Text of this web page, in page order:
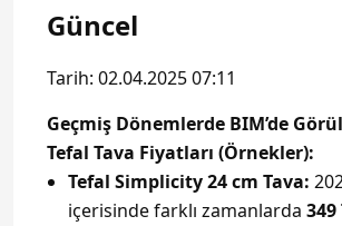
Güncel
Tarih: 02.04.2025 07:11
Geçmiş Dönemlerde BIM’de
Tefal Tava Fiyatları (Örnekler):
Tefal Simplicity 24 cm Tava:
içerisinde farklı zamanlarda349